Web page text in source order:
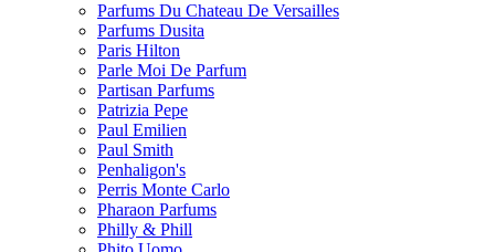
Parfums Du Chateau De Versailles
Parfums Dusita
Paris Hilton
Parle Moi De Parfum
Partisan Parfums
Patrizia Pepe
Paul Emilien
Paul Smith
Penhaligon's
Perris Monte Carlo
Pharaon Parfums
Philly & Phill